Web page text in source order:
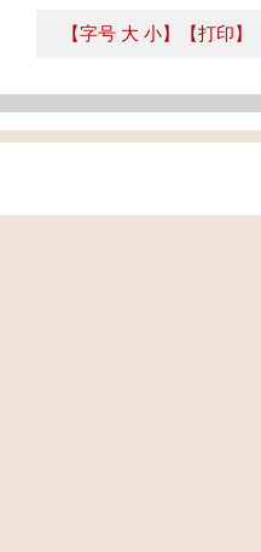
【字号 大 小】 【打印】